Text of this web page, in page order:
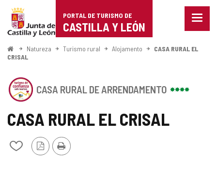
Portal
de
Turismo
de
Castilla
León
PORTAL DE TURISMO DE
CASTILLA Y LEÓN
Menu
ComeçoNatureza Turismo rural Alojamento
CASA RURAL EL
CRISAL
CASA RURAL EL CRISAL
AdicionarVersão
PDF
Imprimir
CASA RURAL DE ARRENDAMENTO
estabelecimento
SELO
CONFIANçA
TURíSTICA